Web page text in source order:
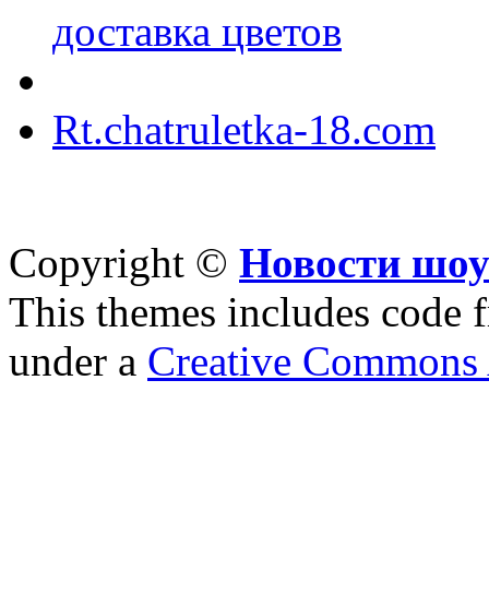
доставка цветов
Rt.chatruletka-18.com
Copyright © Новости
This themes includes code
under a Creative